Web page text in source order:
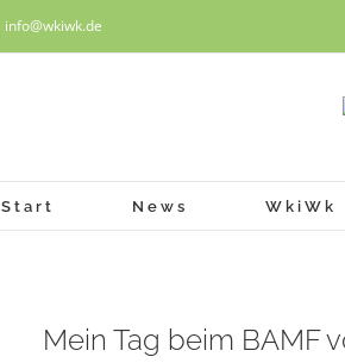
info@wkiwk.de
Start News WkiWk
Mein Tag beim BAMF